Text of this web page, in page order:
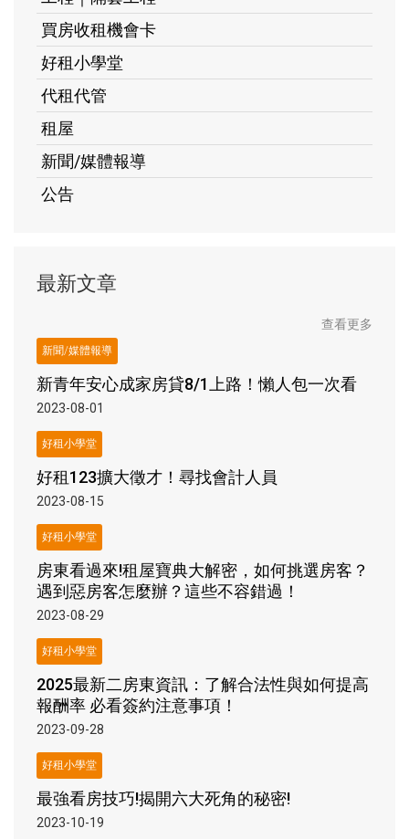
買房收租機會卡
好租小學堂
代租代管
租屋
新聞/媒體報導
公告
最新文章
查看更多
新聞/媒體報導
新青年安心成家房貸8/1上路！懶人包一次看
2023-08-01
好租小學堂
好租123擴大徵才！尋找會計人員
2023-08-15
好租小學堂
房東看過來!租屋寶典大解密，如何挑選房客？
遇到惡房客怎麼辦？這些不容錯過！
2023-08-29
好租小學堂
2025最新二房東資訊：了解合法性與如何提高
報酬率 必看簽約注意事項！
2023-09-28
好租小學堂
最強看房技巧!揭開六大死角的秘密!
2023-10-19